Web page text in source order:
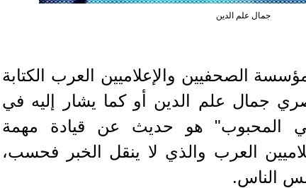
جمال علم الدين
الصحفيين والإعلاميين العرب الكتابة
جمال علم الدين أو كما يشار إليه في
المحبوب" هو حديث عن قيادة مهمة
العرب والذي لا ينقل الخبر فحسب،
الناس.